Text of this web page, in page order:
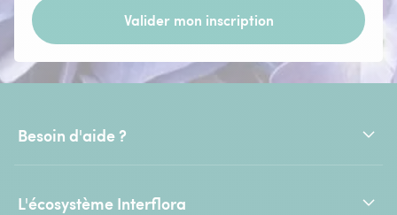
Valider mon inscription
Besoin d'aide ?
L'écosystème Interflora